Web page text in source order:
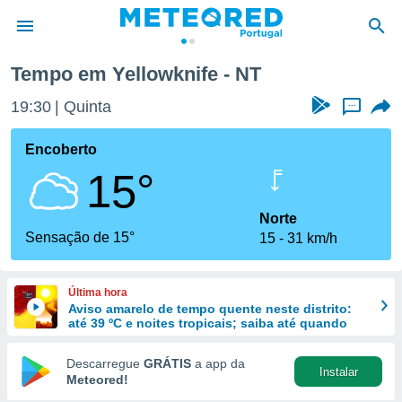
da
foi
fornecidas
a este
das
e
forma
digital
Tempo em Yellowknife - NT
19:31 Quinta ...
Encoberto
15°
Sensação de 15°
Norte
15
31 km/h
Última hora
Aviso amarelo de tempo quente neste distrito:
até 39 ºC e noites tropicais; saiba até quando
Descarregue GRÁTIS a app da
Meteored!
Instalar